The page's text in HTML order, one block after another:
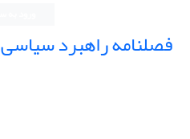
فصلنامه راهبرد سیاسی